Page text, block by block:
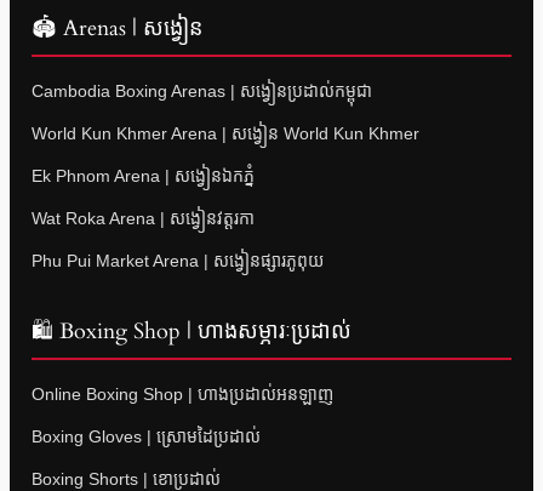
🏟 Arenas | សង្វៀន
Cambodia Boxing Arenas | សង្វៀនប្រដាល់កម្ពុជា
World Kun Khmer Arena | សង្វៀន World Kun Khmer
Ek Phnom Arena | សង្វៀនឯកភ្នំ
Wat Roka Arena | សង្វៀនវត្តរកា
Phu Pui Market Arena | សង្វៀនផ្សារភូពុយ
🛍 Boxing Shop | ហាងសម្ភារៈប្រដាល់
Online Boxing Shop | ហាងប្រដាល់អនឡាញ
Boxing Gloves | ស្រោមដៃប្រដាល់
Boxing Shorts | ខោប្រដាល់